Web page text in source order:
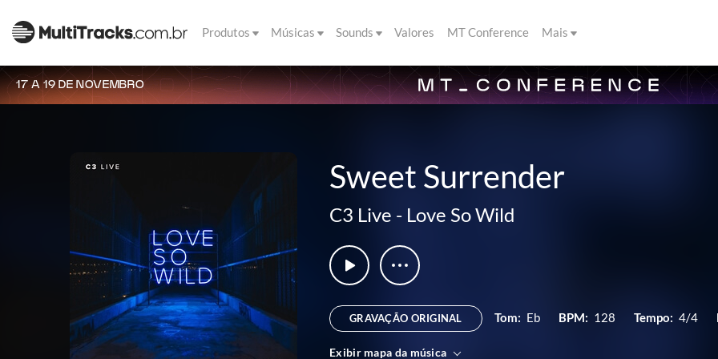
Produtos Músicas Sounds Valores MT Conference Mais
17 A 19 DE NOVEMBRO
Sweet Surrender
C3 Live - Love So Wild
GRAVAÇÃO ORIGINAL Tom: Eb BPM: 128 Tempo: 4/4
Exibir mapa da música